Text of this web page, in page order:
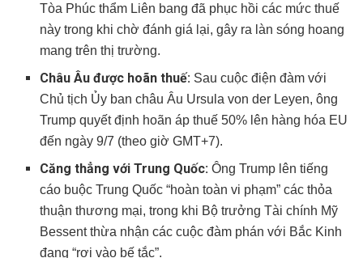
2. Bảng Anh (GBP) – Điểm số: 7.6/10
3. Đô la Mỹ (USD) – Điểm số: 7.5/10
4. Franc Thụy Sĩ (CHF) – Điểm số: 7.3/10
5. Đồng Euro (EUR) – Điểm số: 7.1/10
6. Đô la Canada (CAD) – Điểm số: 6.9/10
7. Đô la Úc (AUD) – Điểm số: 6.5/10
8. Đô la New Zealand (NZD) – Điểm số: 5.8/10
Những Chủ Đề Kinh Tế – Tài Chính Đáng Chú Ý Trong
Tuần (2–6/6/2025)
1. Gia Tăng Sự Khác Biệt Trong Chính Sách Tiền Tệ
Toàn Cầu
2. Bất Ổn Pháp Lý Trong Chính Sách Thương Mại Hoa
Tòa Phúc thẩm Liên bang đã phục hồi các mức thuế
này trong khi chờ đánh giá lại, gây ra làn sóng hoang
mang trên thị trường.
Châu Âu được hoãn thuế: Sau cuộc điện đàm với
Chủ tịch Ủy ban châu Âu Ursula von der Leyen, ông
Trump quyết định hoãn áp thuế 50% lên hàng hóa EU
đến ngày 9/7 (theo giờ GMT+7).
Căng thẳng với Trung Quốc: Ông Trump lên tiếng
cáo buộc Trung Quốc “hoàn toàn vi phạm” các thỏa
thuận thương mại, trong khi Bộ trưởng Tài chính Mỹ
Bessent thừa nhận các cuộc đàm phán với Bắc Kinh
đang “rơi vào bế tắc”.